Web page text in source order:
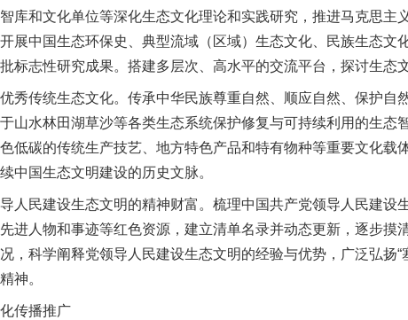
库和文化单位等深化生态文化理论和实践研究，推进马克思主
展中国生态环保史、典型流域（区域）生态文化、民族生态文
标志性研究成果。搭建多层次、高水平的交流平台，探讨生态
传统生态文化。传承中华民族尊重自然、顺应自然、保护自
山水林田湖草沙等各类生态系统保护修复与可持续利用的生态
低碳的传统生产技艺、地方特色产品和特有物种等重要文化载
中国生态文明建设的历史文脉。
民建设生态文明的精神财富。梳理中国共产党领导人民建设
进人物和事迹等红色资源，建立清单名录并动态更新，逐步摸
，科学阐释党领导人民建设生态文明的经验与优势，广泛弘扬“
神。
传播推广